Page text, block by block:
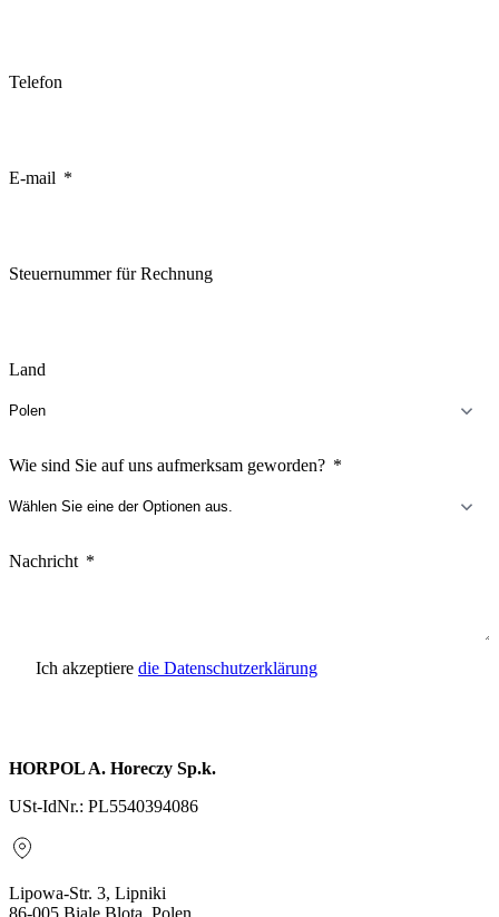
Telefon
E-mail
Steuernummer für Rechnung
Land
Wie sind Sie auf uns aufmerksam geworden?
Nachricht
Ich akzeptiere die Datenschutzerklärung
HORPOL A. Horeczy Sp.k.
USt-IdNr.: PL5540394086
Lipowa-Str. 3, Lipniki
86-005 Biale Blota, Polen